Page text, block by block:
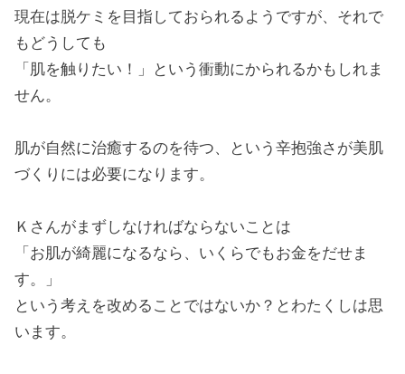
現在は脱ケミを目指しておられるようですが、それで
もどうしても
「肌を触りたい！」という衝動にかられるかもしれま
せん。
肌が自然に治癒するのを待つ、という辛抱強さが美肌
づくりには必要になります。
Ｋさんがまずしなければならないことは
「お肌が綺麗になるなら、いくらでもお金をだせま
す。」
という考えを改めることではないか？とわたくしは思
います。